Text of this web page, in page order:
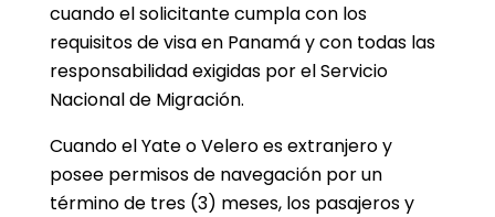
cuando el solicitante cumpla con los
requisitos de visa en Panamá y con todas las
responsabilidad exigidas por el Servicio
Nacional de Migración.
Cuando el Yate o Velero es extranjero y
posee permisos de navegación por un
término de tres (3) meses, los pasajeros y